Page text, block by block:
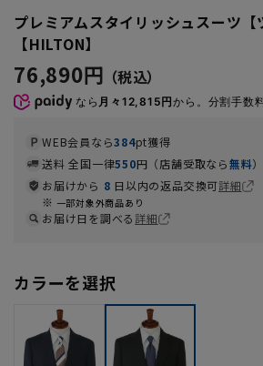
プレミアムスタイリッシュスーツ【
【HILTON】
76,890円
なら 月々12,815円から。分割手数
WEB会員なら384pt獲得
送料 全国一律550円（店舗受取なら無料）
お届けから 8 日以内の返品交換可詳細
一部対象外商品あり
お届け日を調べる詳細
カラーを選択